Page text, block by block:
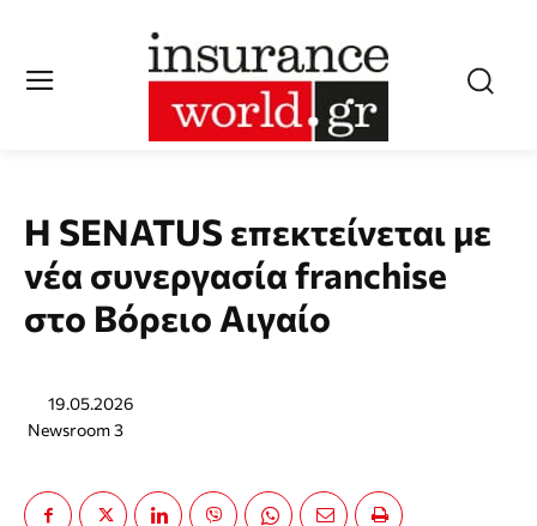
Η SENATUS επεκτείνεται με
νέα συνεργασία franchise
στο Βόρειο Αιγαίο
19.05.2026
Newsroom 3